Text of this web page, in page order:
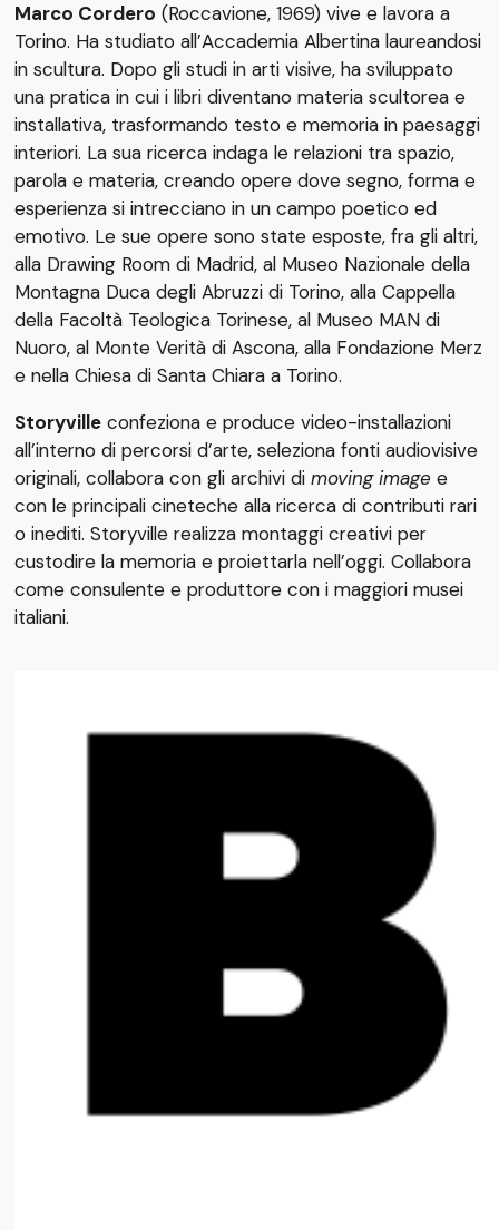
Marco Cordero (Roccavione, 1969) vive e lavora a
Torino. Ha studiato all’Accademia Albertina laureandosi
in scultura. Dopo gli studi in arti visive, ha sviluppato
una pratica in cui i libri diventano materia scultorea e
installativa, trasformando testo e memoria in paesaggi
interiori. La sua ricerca indaga le relazioni tra spazio,
parola e materia, creando opere dove segno, forma e
esperienza si intrecciano in un campo poetico ed
emotivo. Le sue opere sono state esposte, fra gli altri,
alla Drawing Room di Madrid, al Museo Nazionale della
Montagna Duca degli Abruzzi di Torino, alla Cappella
della Facoltà Teologica Torinese, al Museo MAN di
Nuoro, al Monte Verità di Ascona, alla Fondazione Merz
e nella Chiesa di Santa Chiara a Torino.
Storyvilleconfeziona e produce video-installazioni
all’interno di percorsi d’arte, seleziona fonti audiovisive
originali, collabora con gli archivi di moving image e
con le principali cineteche alla ricerca di contributi rari
o inediti. Storyville realizza montaggi creativi per
custodire la memoria e proiettarla nell’oggi. Collabora
come consulente e produttore con i maggiori musei
italiani.